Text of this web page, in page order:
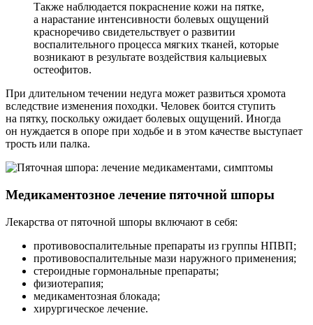
Также наблюдается покраснение кожи на пятке,
а нарастание интенсивности болевых ощущений
красноречиво свидетельствует о развитии
воспалительного процесса мягких тканей, которые
возникают в результате воздействия кальциевых
остеофитов.
При длительном течении недуга может развиться хромота
вследствие изменения походки. Человек боится ступить
на пятку, поскольку ожидает болевых ощущений. Иногда
он нуждается в опоре при ходьбе и в этом качестве выступает
трость или палка.
Медикаментозное лечение пяточной шпоры
Лекарства от пяточной шпоры включают в себя:
противовоспалительные препараты из группы НПВП;
противовоспалительные мази наружного применения;
стероидные гормональные препараты;
физиотерапия;
медикаментозная блокада;
хирургическое лечение.